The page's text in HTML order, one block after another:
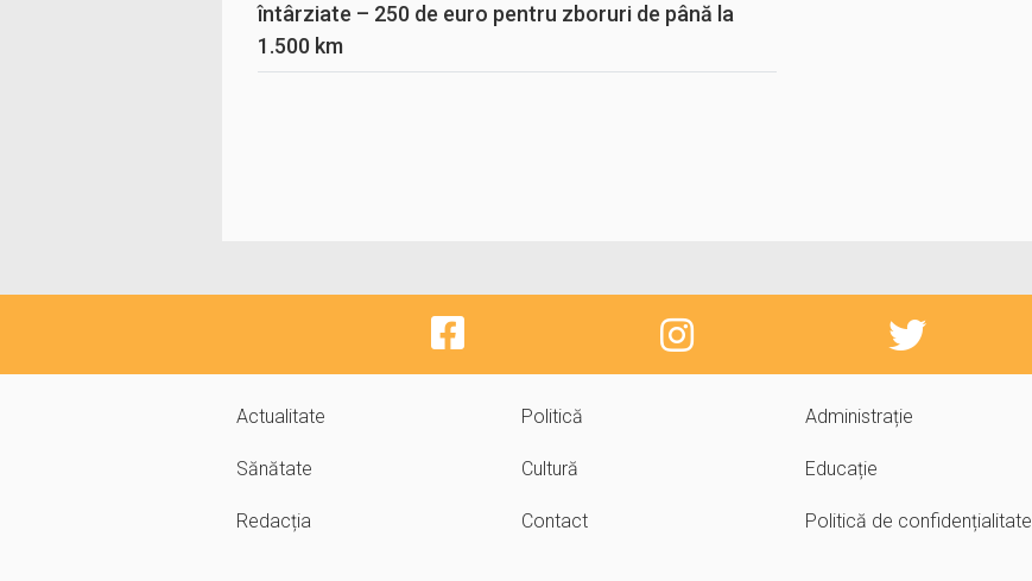
întârziate – 250 de euro pentru zboruri de până la
1.500 km
Actualitate Politică Administrație
Sănătate Cultură Educație
Redacția Contact Politică de confidențialitate